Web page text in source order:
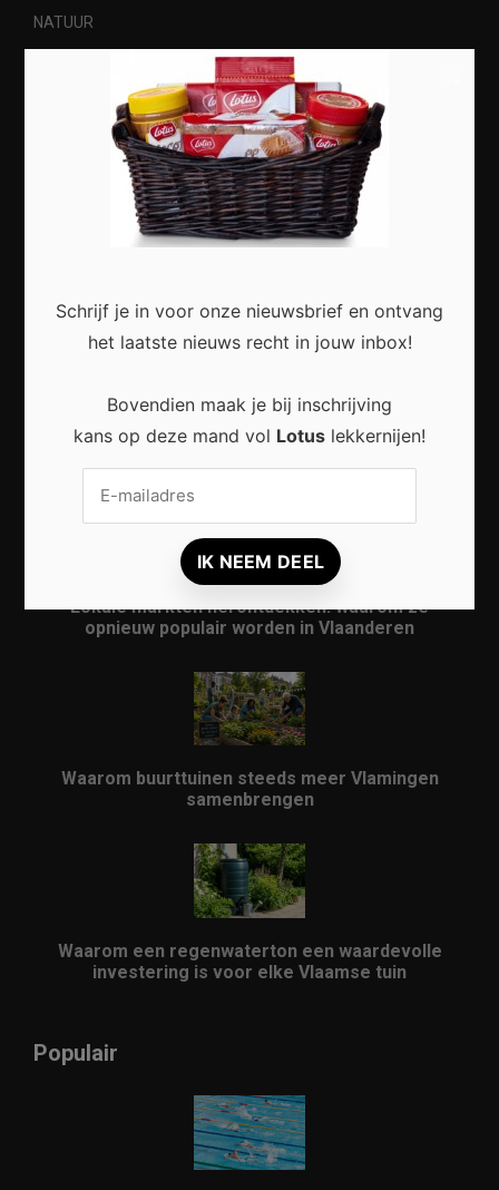
NATUUR
Most Recent
Praktische Veranderingen Die Het Dagelijks Leven
Lokale markten herontdekken: waarom ze
opnieuw populair worden in Vlaanderen
Waarom buurttuinen steeds meer Vlamingen
samenbrengen
Waarom een regenwaterton een waardevolle
investering is voor elke Vlaamse tuin
Populair
Schrijf je in voor onze nieuwsbrief en ontvang
het laatste nieuws recht in jouw inbox!
Bovendien maak je bij inschrijving
kans op deze mand vol Lotus lekkernijen!